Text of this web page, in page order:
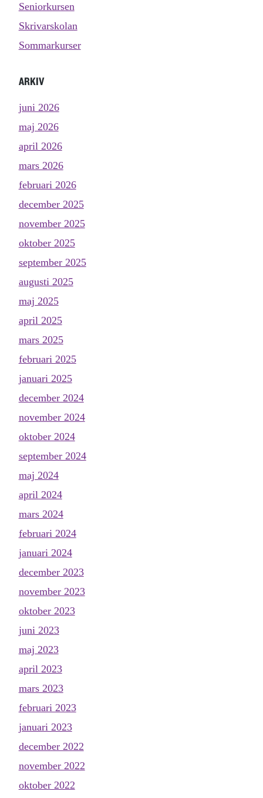
Seniorkursen
Skrivarskolan
Sommarkurser
ARKIV
juni 2026
maj 2026
april 2026
mars 2026
februari 2026
december 2025
november 2025
oktober 2025
september 2025
augusti 2025
maj 2025
april 2025
mars 2025
februari 2025
januari 2025
december 2024
november 2024
oktober 2024
september 2024
maj 2024
april 2024
mars 2024
februari 2024
januari 2024
december 2023
november 2023
oktober 2023
juni 2023
maj 2023
april 2023
mars 2023
februari 2023
januari 2023
december 2022
november 2022
oktober 2022